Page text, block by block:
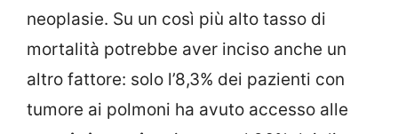
neoplasie. Su un così più alto tasso di
mortalità potrebbe aver inciso anche un
altro fattore: solo l’8,3% dei pazienti con
tumore ai polmoni ha avuto accesso alle